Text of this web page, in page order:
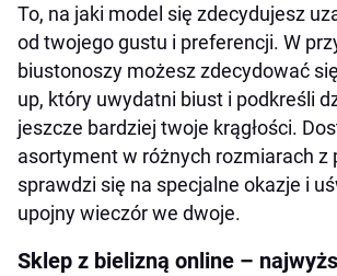
To, na jaki model się zdecydujesz
od twojego gustu i preferencji. W
biustonoszy możesz zdecydować
up, który uwydatni biust i podkreśli
jeszcze bardziej twoje krągłości.
asortyment w różnych rozmiarach z
sprawdzi się na specjalne okazje i
upojny wieczór we dwoje.
Sklep z bielizną online –